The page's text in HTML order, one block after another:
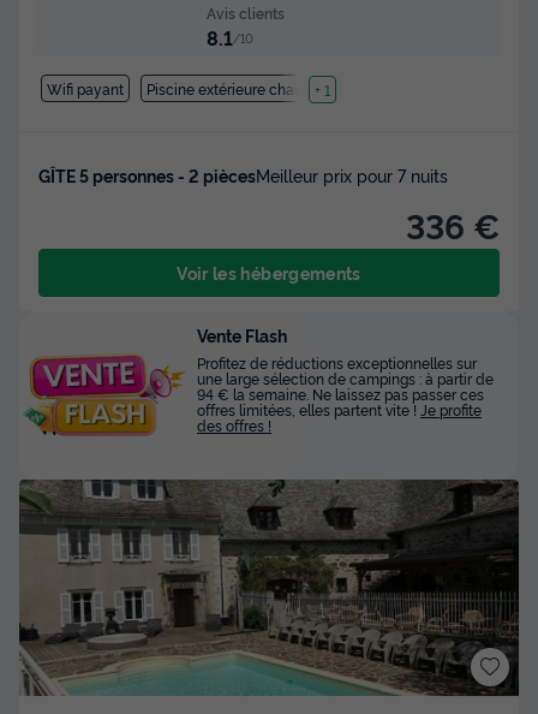
Avis clients
8.1/10
Wifi payant Piscine extérieure chauffée
+ 1
GÎTE 5 personnes - 2 piècesMeilleur prix pour 7 nuits
336 €
Voir les hébergements
Vente Flash
Profitez de réductions exceptionnelles sur
une large sélection de campings : à partir de
94 € la semaine. Ne laissez pas passer ces
offres limitées, elles partent vite ! Je profite
des offres !